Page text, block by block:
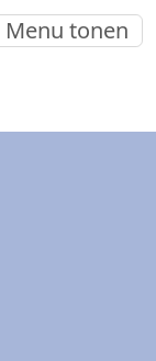
Menu tonen